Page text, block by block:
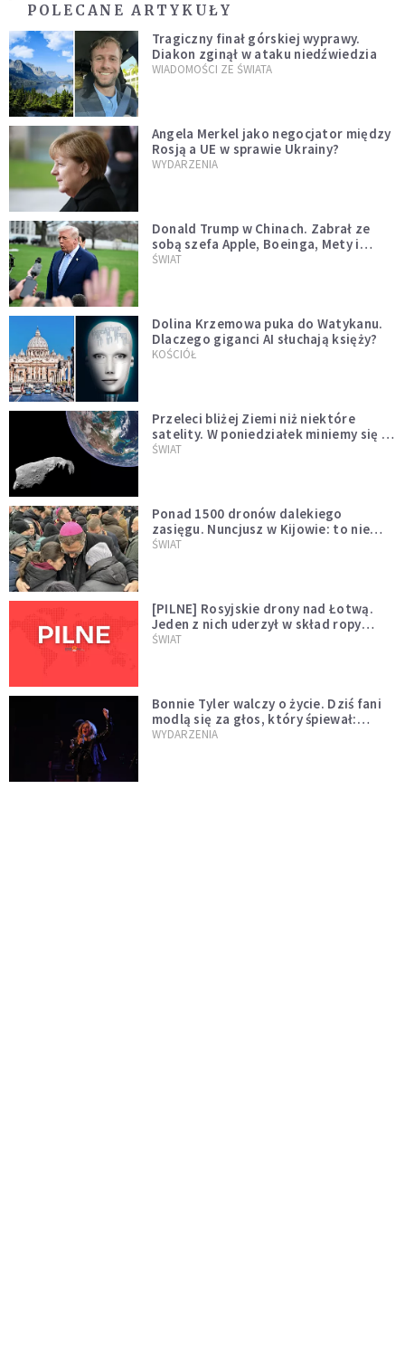
POLECANE ARTYKUŁY
Tragiczny finał górskiej wyprawy.
Diakon zginął w ataku niedźwiedzia
WIADOMOŚCI ZE ŚWIATA
Angela Merkel jako negocjator między
Rosją a UE w sprawie Ukrainy?
WYDARZENIA
Donald Trump w Chinach. Zabrał ze
sobą szefa Apple, Boeinga, Mety i
Muska
ŚWIAT
Dolina Krzemowa puka do Watykanu.
Dlaczego giganci AI słuchają księży?
KOŚCIÓŁ
Przeleci bliżej Ziemi niż niektóre
satelity. W poniedziałek miniemy się z
asteroidą, która poprzedzi znacznie
ŚWIAT
Ponad 1500 dronów dalekiego
zasięgu. Nuncjusz w Kijowie: to nie
wygląda na wolę zakończenia wojny
ŚWIAT
[PILNE] Rosyjskie drony nad Łotwą.
Jeden z nich uderzył w skład ropy
naftowej
ŚWIAT
Bonnie Tyler walczy o życie. Dziś fani
modlą się za głos, który śpiewał:
"Lord, help me"
WYDARZENIA